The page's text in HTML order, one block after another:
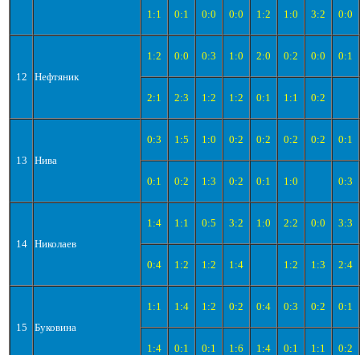
1:1 0:1 0:0 0:0 1:2 1:0 3:2 0:0
12 Нефтяник
1:2 0:0 0:3 1:0 2:0 0:2 0:0 0:1
2:1 2:3 1:2 1:2 0:1 1:1 0:2
13 Нива
0:3 1:5 1:0 0:2 0:2 0:2 0:2 0:1
0:1 0:2 1:3 0:2 0:1 1:0 0:3
14 Николаев
1:4 1:1 0:5 3:2 1:0 2:2 0:0 3:3
0:4 1:2 1:2 1:4 1:2 1:3 2:4
15 Буковина
1:1 1:4 1:2 0:2 0:4 0:3 0:2 0:1
1:4 0:1 0:1 1:6 1:4 0:1 1:1 0:2